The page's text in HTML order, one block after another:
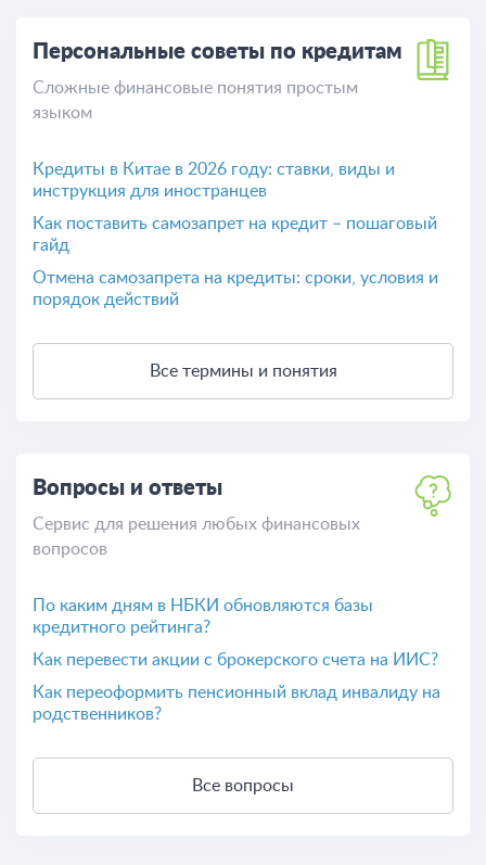
Персональные советы по кредитам
Сложные финансовые понятия простым
языком
Кредиты в Китае в 2026 году: ставки, виды и
инструкция для иностранцев
Как поставить самозапрет на кредит – пошаговый
гайд
Отмена самозапрета на кредиты: сроки, условия и
порядок действий
Все термины и понятия
Вопросы и ответы
Сервис для решения любых финансовых
вопросов
По каким дням в НБКИ обновляются базы
кредитного рейтинга?
Как перевести акции с брокерского счета на ИИС?
Как переоформить пенсионный вклад инвалиду на
родственников?
Все вопросы